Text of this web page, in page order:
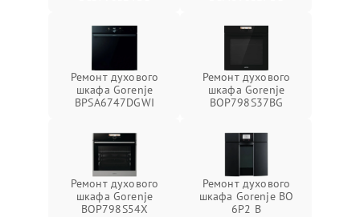
Ремонт духового
шкафа Gorenje
BPSA6747DGWI
Ремонт духового
шкафа Gorenje
BOP798S37BG
Ремонт духового
шкафа Gorenje
BOP798S54X
Ремонт духового
шкафа Gorenje BO
6P2 B